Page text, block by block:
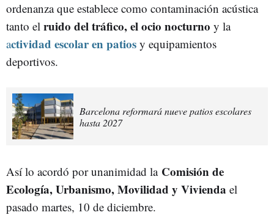
ordenanza que establece como contaminación acústica
tanto el ruido del tráfico, el ocio nocturno y la
actividad escolar en patios y equipamientos
deportivos.
Barcelona reformará nueve patios escolares
hasta 2027
Así lo acordó por unanimidad la Comisión de
Ecología, Urbanismo, Movilidad y Vivienda el
pasado martes, 10 de diciembre.